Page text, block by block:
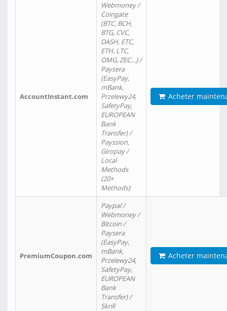
AccountInstant.com
Webmoney /
Coingate
(BTC, BCH,
BTG, CVC,
DASH, ETC,
ETH, LTC,
OMG, ZEC…) /
Paysera
(EasyPay,
mBank,
Przelewy24,
SafetyPay,
EUROPEAN
Bank
Transfer) /
Payssion,
Giropay /
Local
Methods
(20+
Methods)
Acheter
PremiumCoupon.com
Paypal /
Webmoney /
Bitcoin /
Paysera
(EasyPay,
mBank,
Przelewy24,
SafetyPay,
EUROPEAN
Bank
Transfer) /
Skrill
Acheter